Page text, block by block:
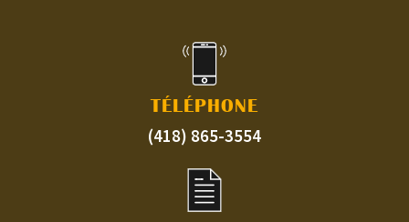
TÉLÉPHONE
(418) 865-3554